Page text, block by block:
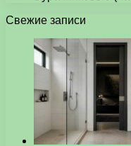
Свежие записи